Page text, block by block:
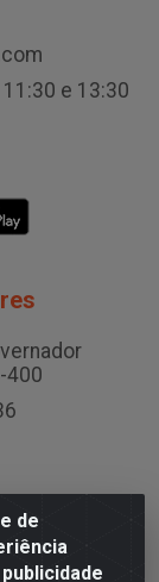
de
e 13:30
400
Brasil LOG